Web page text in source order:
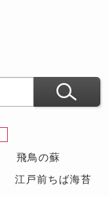
飛鳥の蘇
江戸前ちば海苔